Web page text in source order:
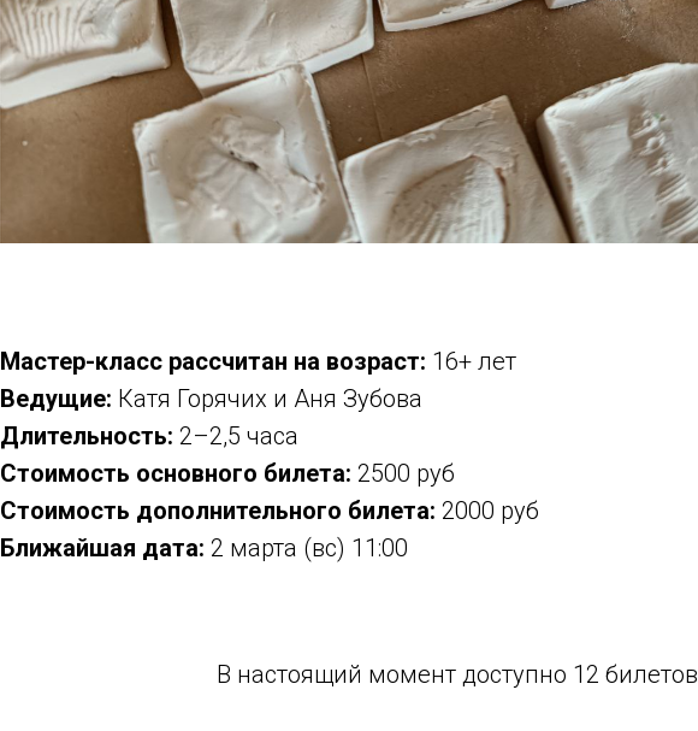
Мастер-класс рассчитан на возраст: 16+ лет
Ведущие: Катя Горячих и Аня Зубова
Длительность: 2–2,5 часа
Стоимость основного билета: 2500 руб
Стоимость дополнительного билета: 2000 руб
Ближайшая дата: 2 марта (вс) 11:00
В настоящий момент доступно 12 билетов